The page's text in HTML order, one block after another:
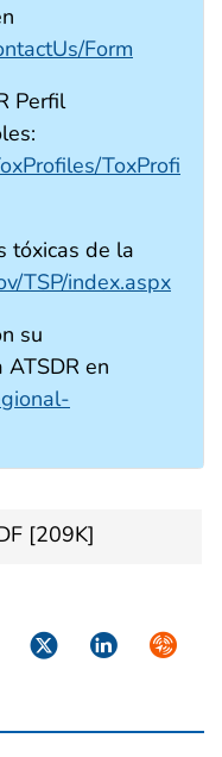
Form
Perfil
ToxProfi
tóxicas de la
TSP/index.aspx
su
en
[209K]
TwitterLinkedIn